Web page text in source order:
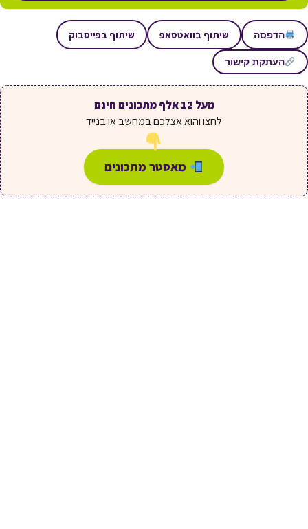
הדפסה שיתוף בוואטסאפ שיתוף בפייסבוק
העתקת קישור
מעל 12 אלף מתכונים חינם
לחצו והוא אצלכם במחשב או בנייד
מאסטר מתכונים